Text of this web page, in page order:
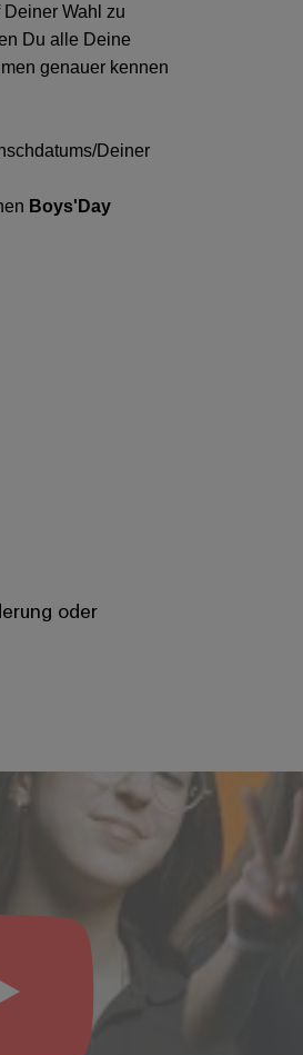
Wahl zu
Du alle Deine
genauer kennen
Deiner
Boys'Day
oder